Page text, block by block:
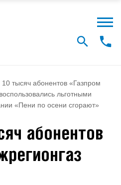
тысяч абонентов «Газпром
льготными
«Пени по осени сгорают»
абонентов